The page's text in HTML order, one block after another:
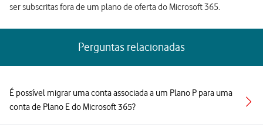
ser subscritas fora de um plano de oferta do Microsoft 365.
Perguntas relacionadas
É possível migrar uma conta associada a um Plano P para uma
conta de Plano E do Microsoft 365?